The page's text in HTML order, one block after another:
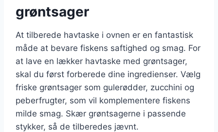
grøntsager
At tilberede havtaske i ovnen er en fantastisk
måde at bevare fiskens saftighed og smag. For
at lave en lækker havtaske med grøntsager,
skal du først forberede dine ingredienser. Vælg
friske grøntsager som gulerødder, zucchini og
peberfrugter, som vil komplementere fiskens
milde smag. Skær grøntsagerne i passende
stykker, så de tilberedes jævnt.